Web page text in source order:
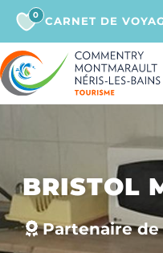
0 CARNET DE
BRISTOL
Partenaire de